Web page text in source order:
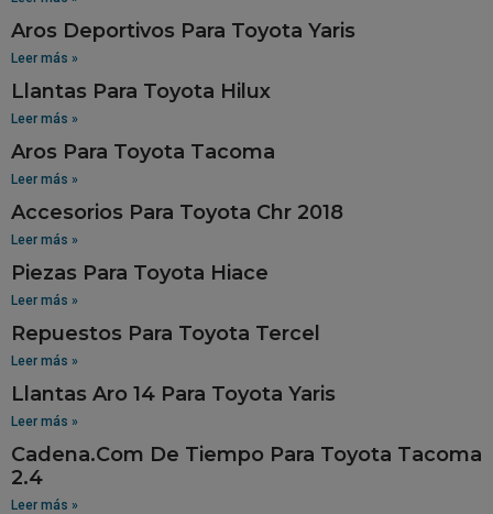
Aros Deportivos Para Toyota Yaris
Leer más »
Llantas Para Toyota Hilux
Leer más »
Aros Para Toyota Tacoma
Leer más »
Accesorios Para Toyota Chr 2018
Leer más »
Piezas Para Toyota Hiace
Leer más »
Repuestos Para Toyota Tercel
Leer más »
Llantas Aro 14 Para Toyota Yaris
Leer más »
Cadena.Com De Tiempo Para Toyota Tacoma
2.4
Leer más »